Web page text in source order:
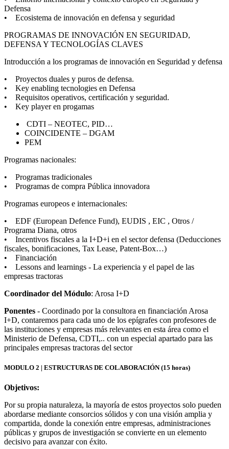
Defensa
• Ecosistema de innovación en defensa y seguridad
PROGRAMAS DE INNOVACIÓN EN SEGURIDAD,
DEFENSA Y TECNOLOGÍAS CLAVES
Introducción a los programas de innovación en Seguridad y defensa
• Proyectos duales y puros de defensa.
• Key enabling tecnologies en Defensa
• Requisitos operativos, certificación y seguridad.
• Key player en progamas
CDTI – NEOTEC, PID…
COINCIDENTE – DGAM
PEM
Programas nacionales:
• Programas tradicionales
• Programas de compra Pública innovadora
Programas europeos e internacionales:
• EDF (European Defence Fund), EUDIS , EIC , Otros /
Programa Diana, otros
• Incentivos fiscales a la I+D+i en el sector defensa (Deducciones
fiscales, bonificaciones, Tax Lease, Patent-Box…)
• Financiación
• Lessons and learnings - La experiencia y el papel de las
empresas tractoras
Coordinador del Módulo: Arosa I+D
Ponentes - Coordinado por la consultora en financiación Arosa
I+D, contaremos para cada uno de los epígrafes con profesores de
las instituciones y empresas más relevantes en esta área como el
Ministerio de Defensa, CDTI,.. con un especial apartado para las
principales empresas tractoras del sector
MODULO 2 | ESTRUCTURAS DE COLABORACIÓN (15 horas)
Objetivos:
Por su propia naturaleza, la mayoría de estos proyectos solo pueden
abordarse mediante consorcios sólidos y con una visión amplia y
compartida, donde la conexión entre empresas, administraciones
públicas y grupos de investigación se convierte en un elemento
decisivo para avanzar con éxito.